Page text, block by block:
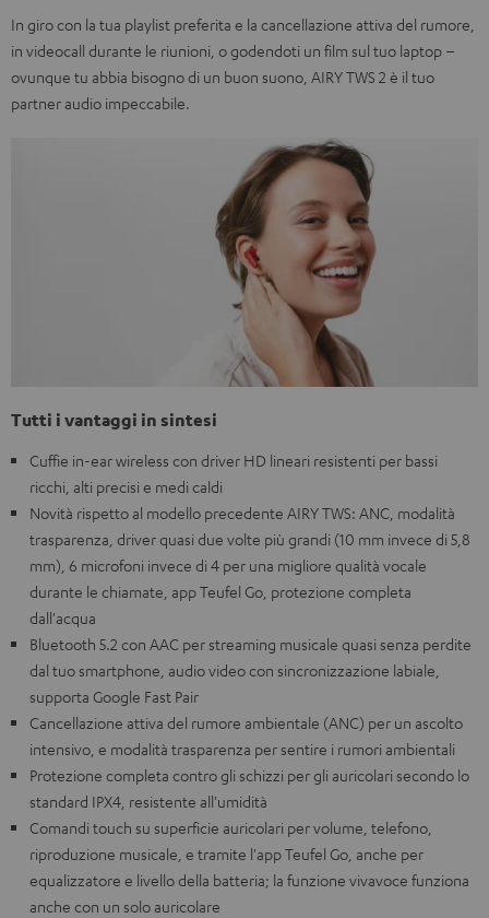
In giro con la tua playlist preferita e la cancellazione attiva del rumore,
in videocall durante le riunioni, o godendoti ​​un film sul tuo laptop –
ovunque tu abbia bisogno di un buon suono, AIRY TWS 2 è il tuo
partner audio impeccabile.
Tutti i vantaggi in sintesi
Cuffie in-ear wireless con driver HD lineari resistenti per bassi
ricchi, alti precisi e medi caldi
Novità rispetto al modello precedente AIRY TWS: ANC, modalità
trasparenza, driver quasi due volte più grandi (10 mm invece di 5,8
mm), 6 microfoni invece di 4 per una migliore qualità vocale
durante le chiamate, app Teufel Go, protezione completa
dall'acqua
Bluetooth 5.2 con AAC per streaming musicale quasi senza perdite
dal tuo smartphone, audio video con sincronizzazione labiale,
supporta Google Fast Pair
Cancellazione attiva del rumore ambientale (ANC) per un ascolto
intensivo, e modalità trasparenza per sentire i rumori ambientali
Protezione completa contro gli schizzi per gli auricolari secondo lo
standard IPX4, resistente all'umidità
Comandi touch su superficie auricolari per volume, telefono,
riproduzione musicale, e tramite l'app Teufel Go, anche per
equalizzatore e livello della batteria; la funzione vivavoce funziona
anche con un solo auricolare